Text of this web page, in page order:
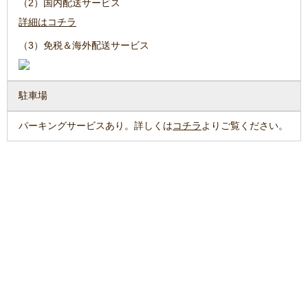
（2）国内配送サービス
詳細はコチラ
（3）免税＆海外配送サービス
駐車場
パーキングサービスあり。詳しくはコチラ よりご覧ください。